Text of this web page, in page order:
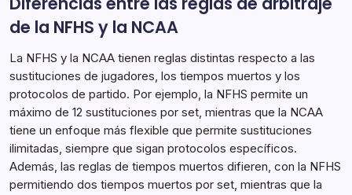
de la NFHS y la NCAA
La NFHS y la NCAA tienen reglas distintas respecto a las
sustituciones de jugadores, los tiempos muertos y los
protocolos de partido. Por ejemplo, la NFHS permite un
máximo de 12 sustituciones por set, mientras que la NCAA
tiene un enfoque más flexible que permite sustituciones
ilimitadas, siempre que sigan protocolos específicos.
Además, las reglas de tiempos muertos difieren, con la NFHS
permitiendo dos tiempos muertos por set, mientras que la